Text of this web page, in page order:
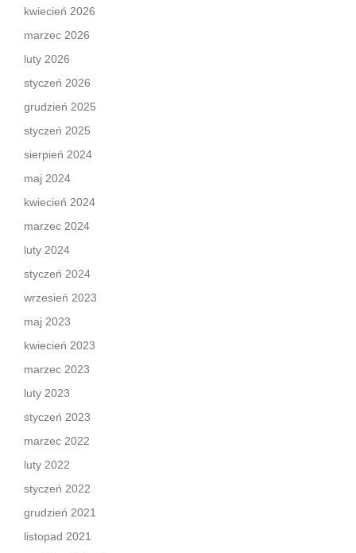
kwiecień 2026
marzec 2026
luty 2026
styczeń 2026
grudzień 2025
styczeń 2025
sierpień 2024
maj 2024
kwiecień 2024
marzec 2024
luty 2024
styczeń 2024
wrzesień 2023
maj 2023
kwiecień 2023
marzec 2023
luty 2023
styczeń 2023
marzec 2022
luty 2022
styczeń 2022
grudzień 2021
listopad 2021